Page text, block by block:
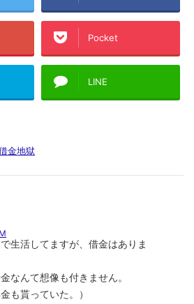
Pocket
LINE
金地獄
生活してますが、借金はありま
なんて想像も付きません。
も貰っていた。）